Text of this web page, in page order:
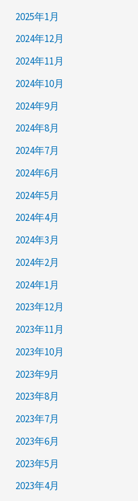
2025年1月
2024年12月
2024年11月
2024年10月
2024年9月
2024年8月
2024年7月
2024年6月
2024年5月
2024年4月
2024年3月
2024年2月
2024年1月
2023年12月
2023年11月
2023年10月
2023年9月
2023年8月
2023年7月
2023年6月
2023年5月
2023年4月